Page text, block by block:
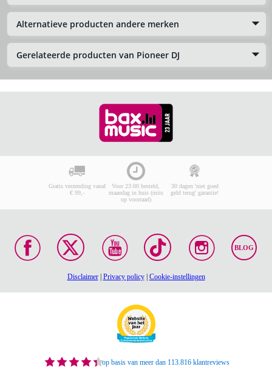
Alternatieve producten andere merken
Gerelateerde producten van Pioneer DJ
Gratis verzending vanaf
€ 99,-
Voor 23:00 besteld,
maandag in huis (mits
op voorraad)
30 dagen 'niet goed
geld terug' garantie!
BLOG
Disclaimer| Privacy policy| Cookie-instellingen
op basis van meer dan 113.816 klantreviews